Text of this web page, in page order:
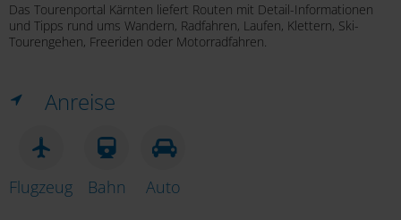
Das Tourenportal Kärnten liefert Routen mit Detail-Informationen
und Tipps rund ums Wandern, Radfahren, Laufen, Klettern, Ski-
Tourengehen, Freeriden oder Motorradfahren.
Anreise
Flugzeug Bahn Auto